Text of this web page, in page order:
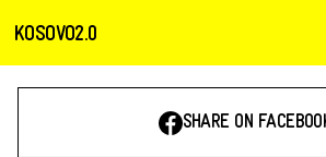
KOSOVO2.0
SHARE ON